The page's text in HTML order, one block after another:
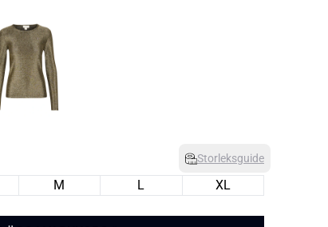
Storleksguide
M L
XL